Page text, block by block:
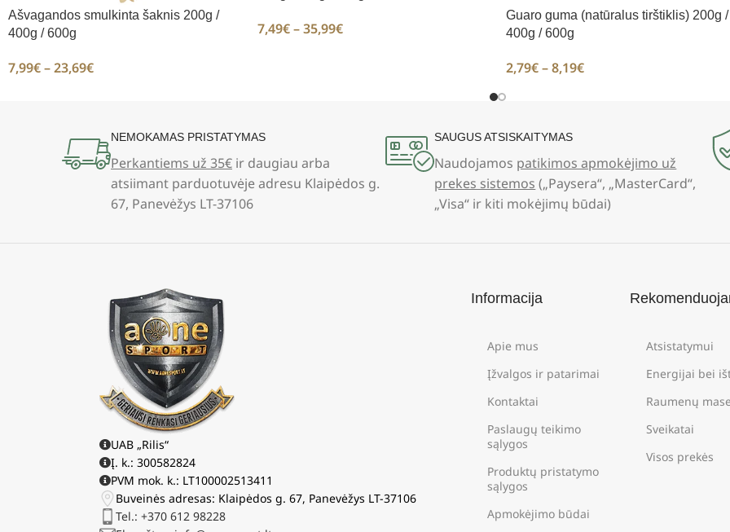
Ašvagandos smulkinta šaknis 200g /
400g / 600g
7,99€–23,69€
7,49€ – 35,99€
Guaro guma (natūralus tirštiklis) 200g /
400g / 600g
2,79€–8,19€
NEMOKAMAS PRISTATYMAS
Perkantiems už 35€ir daugiau arba
atsiimant parduotuvėje adresu Klaipėdos g.
67, Panevėžys LT-37106
SAUGUS ATSISKAITYMAS
Naudojamos patikimos apmokėjimo už
prekes sistemos („Paysera“, „MasterCard“,
„Visa“ ir kiti mokėjimų būdai)
UAB „Rilis“
Į. k.: 300582824
PVM mok. k.: LT100002513411
Buveinės adresas: Klaipėdos g. 67, Panevėžys LT-37106
Tel.: +370 612 98228
Informacija
Apie mus
Įžvalgos ir patarimai
Kontaktai
Paslaugų teikimo
sąlygos
Produktų pristatymo
sąlygos
Apmokėjimo būdai
Atsistatymui
Energijai bei
Raumenų
Sveikatai
Visos prekės